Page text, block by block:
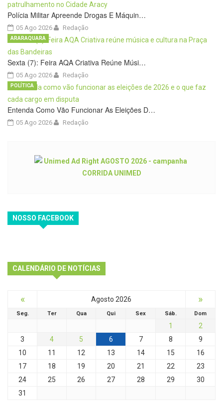
Polícia Militar Apreende Drogas E Máquin…
05 Ago 2026 Redação
Sexta (7): Feira AQA Criativa Reúne Músi…
05 Ago 2026
ARARAQUARA
Redação
Entenda Como Vão Funcionar As Eleições D…
05 Ago 2026
POLÍTICA
Redação
NOSSO FACEBOOK
CALENDÁRIO DE NOTÍCIAS
« Agosto 2026 »
Seg. Ter Qua Qui Sex Sáb. Dom
1
2
3
4 5 6 7 8
9
10
11 12 13 14 15
16
17
18 19 20 21 22
23
24
25 26 27 28 29
30
31